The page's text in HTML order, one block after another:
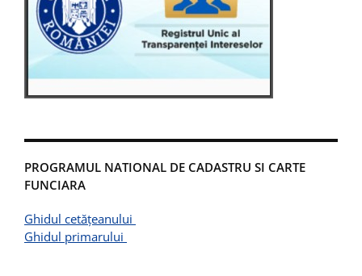
PROGRAMUL NATIONAL DE CADASTRU SI CARTE
FUNCIARA
Ghidul cetățeanului
Ghidul primarului